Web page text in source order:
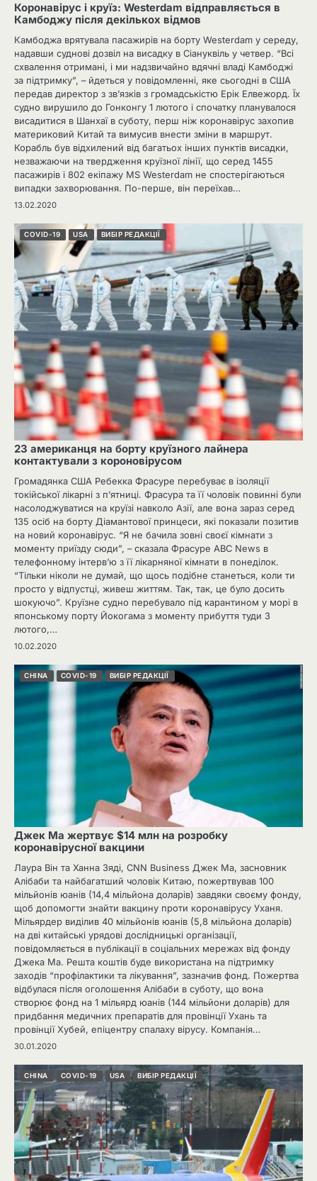
Коронавірус і круїз: Westerdam відправляється в
Камбоджу після декількох відмов
Камбоджа врятувала пасажирів на борту Westerdam у середу,
надавши суднові дозвіл на висадку в Сіануквіль у четвер. “Всі
схвалення отримані, і ми надзвичайно вдячні владі Камбоджі
за підтримку”, – йдеться у повідомленні, яке сьогодні в США
передав директор з зв’язків з громадськістю Ерік Елвежорд. Їх
судно вирушило до Гонконгу 1 лютого і спочатку планувалося
висадитися в Шанхаї в суботу, перш ніж коронавірус захопив
материковий Китай та вимусив внести зміни в маршрут.
Корабль був відхилений від багатьох інших пунктів висадки,
незважаючи на твердження круїзної лінії, що серед 1455
пасажирів і 802 екіпажу MS Westerdam не спостерігаються
випадки захворювання. По-перше, він переїхав…
13.02.2020
COVID-19 USA ВИБІР РЕДАКЦІЇ
23 американця на борту круїзного лайнера
контактували з короновірусом
Громадянка США Ребекка Фрасуре перебуває в ізоляції
токійської лікарні з п’ятниці. Фрасура та її чоловік повинні були
насолоджуватися на круїзі навколо Азії, але вона зараз серед
135 осіб на борту Діамантової принцеси, які показали позитив
на новий коронавірус. “Я не бачила зовні своєї кімнати з
моменту приїзду сюди”, – сказала Фрасуре ABC News в
телефонному інтерв’ю з її лікарняної кімнати в понеділок.
“Тільки ніколи не думай, що щось подібне станеться, коли ти
просто у відпустці, живеш життям. Так, так, це було досить
шокуючо”. Круїзне судно перебувало під карантином у морі в
японському порту Йокогама з моменту прибуття туди 3
лютого,…
10.02.2020
CHINA COVID-19 ВИБІР РЕДАКЦІЇ
Джек Ма жертвує $14 млн на розробку
коронавірусної вакцини
Лаура Він та Ханна Зяді, CNN Business Джек Ма, засновник
Алібаби та найбагатший чоловік Китаю, пожертвував 100
мільйонів юанів (14,4 мільйона доларів) завдяки своєму фонду,
щоб допомогти знайти вакцину проти коронавірусу Уханя.
Мільярдер виділив 40 мільйонів юанів (5,8 мільйона доларів)
на дві китайські урядові дослідницькі організації,
повідомляється в публікації в соціальних мережах від фонду
Джека Ма. Решта коштів буде використана на підтримку
заходів “профілактики та лікування”, зазначив фонд. Пожертва
відбулася після оголошення Алібаби в суботу, що вона
створює фонд на 1 мільярд юанів (144 мільйони доларів) для
придбання медичних препаратів для провінції Ухань та
провінції Хубей, епіцентру спалаху вірусу. Компанія…
30.01.2020
CHINA COVID-19 USA ВИБІР РЕДАКЦІЇ